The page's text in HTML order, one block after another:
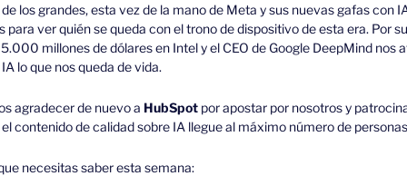
los grandes, esta vez de la mano de Meta y sus nuevas gafas con
para ver quién se queda con el trono de dispositivo de esta era. Por
millones de dólares en Intel y el CEO de Google DeepMind nos
lo que nos queda de vida.
agradecer de nuevo a HubSpot por apostar por nosotros y
contenido de calidad sobre IA llegue al máximo número de
necesitas saber esta semana: